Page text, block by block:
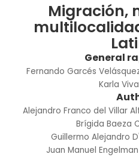
Migración,
General
Fernando Garcés
Karla
Alejandro Franco del Villar
Brígida Baeza
Guillermo Alejandro
Juan Manuel